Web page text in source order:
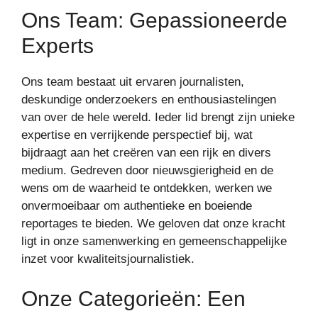
Ons Team: Gepassioneerde
Experts
Ons team bestaat uit ervaren journalisten,
deskundige onderzoekers en enthousiastelingen
van over de hele wereld. Ieder lid brengt zijn unieke
expertise en verrijkende perspectief bij, wat
bijdraagt aan het creëren van een rijk en divers
medium. Gedreven door nieuwsgierigheid en de
wens om de waarheid te ontdekken, werken we
onvermoeibaar om authentieke en boeiende
reportages te bieden. We geloven dat onze kracht
ligt in onze samenwerking en gemeenschappelijke
inzet voor kwaliteitsjournalistiek.
Onze Categorieën: Een